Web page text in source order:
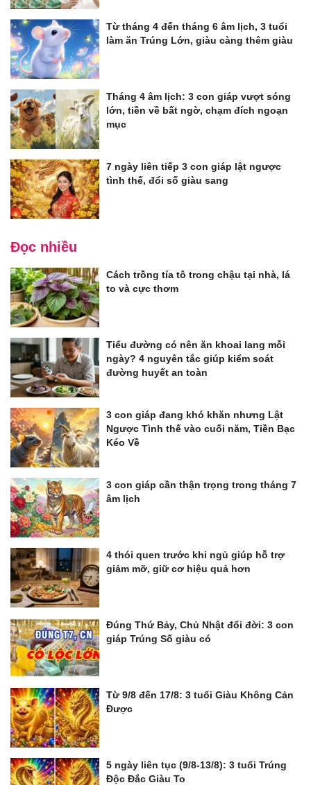
Từ tháng 4 đến tháng 6 âm lịch, 3 tuổi
làm ăn Trúng Lớn, giàu càng thêm giàu
Tháng 4 âm lịch: 3 con giáp vượt sóng
lớn, tiền về bất ngờ, chạm đích ngoạn
mục
7 ngày liên tiếp 3 con giáp lật ngược
tình thế, đổi số giàu sang
Đọc nhiều
Cách trồng tía tô trong chậu tại nhà, lá
to và cực thơm
Tiểu đường có nên ăn khoai lang mỗi
ngày? 4 nguyên tắc giúp kiểm soát
đường huyết an toàn
3 con giáp đang khó khăn nhưng Lật
Ngược Tình thế vào cuối năm, Tiền Bạc
Kéo Về
3 con giáp cần thận trọng trong tháng 7
âm lịch
4 thói quen trước khi ngủ giúp hỗ trợ
giảm mỡ, giữ cơ hiệu quả hơn
Đúng Thứ Bảy, Chủ Nhật đổi đời: 3 con
giáp Trúng Số giàu có
Từ 9/8 đến 17/8: 3 tuổi Giàu Không Cản
Được
5 ngày liên tục (9/8-13/8): 3 tuổi Trúng
Độc Đắc Giàu To